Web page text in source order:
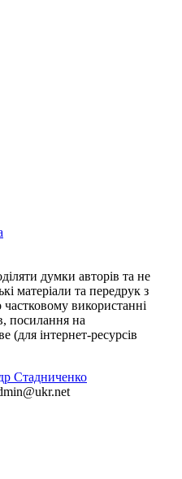
думки авторів та не
матеріали та передрук з
використанні
посилання на
(для інтернет-ресурсів
Стадниченко